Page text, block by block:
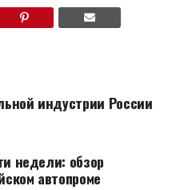
индустрии России
недели: обзор
автопроме